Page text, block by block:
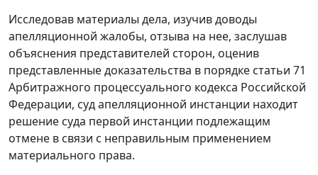
Исследовав материалы дела, изучив доводы
апелляционной жалобы, отзыва на нее, заслушав
объяснения представителей сторон, оценив
представленные доказательства в порядке статьи 71
Арбитражного процессуального кодекса Российской
Федерации, суд апелляционной инстанции находит
решение суда первой инстанции подлежащим
отмене в связи с неправильным применением
материального права.